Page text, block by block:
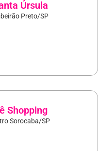
Úrsula
Preto/SP
Shopping
Sorocaba/SP